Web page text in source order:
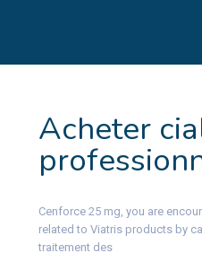
Acheter
Cenforce 25 mg, you are
related to Viatris products by
traitement des